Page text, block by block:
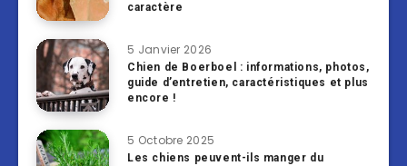
caractère
5 Janvier 2026
Chien de Boerboel : informations, photos,
guide d’entretien, caractéristiques et plus
encore !
5 Octobre 2025
Les chiens peuvent-ils manger du